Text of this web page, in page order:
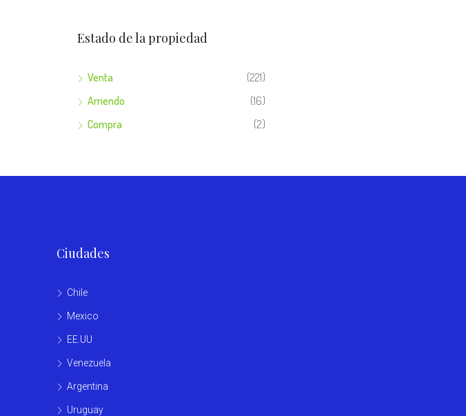
Estado de la propiedad
Venta
(221)
Arriendo
(16)
Compra
(2)
Ciudades
Chile
Mexico
EE.UU
Venezuela
Argentina
Uruguay